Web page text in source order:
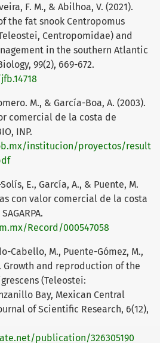
F. M., & Abilhoa, V. (2021).
the fat snook Centropomus
Centropomidae) and
in the southern Atlantic
99(2), 669-672.
M., & García-Boa, A. (2003).
comercial de la costa de
INP.
institucion/proyectos/result
E., García, A., & Puente, M.
con valor comercial de la costa
Record/000547058
Cabello, M., Puente-Gómez, M.,
Growth and reproduction of the
(Teleostei:
Bay, Mexican Central
of Scientific Research, 6(12),
publication/326305190